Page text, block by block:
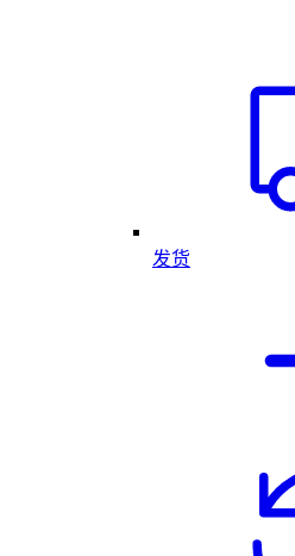
发货